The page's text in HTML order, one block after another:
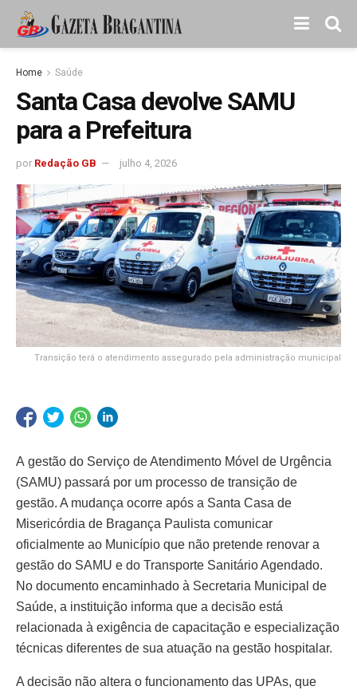
Home Saúde
Santa Casa devolve SAMU
para a Prefeitura
por Redação GB julho 4, 2026
Transição terá o atendimento assegurado pela administração municipal
A gestão do Serviço de Atendimento Móvel de Urgência
(SAMU) passará por um processo de transição de
gestão. A mudança ocorre após a Santa Casa de
Misericórdia de Bragança Paulista comunicar
oficialmente ao Município que não pretende renovar a
gestão do SAMU e do Transporte Sanitário Agendado.
No documento encaminhado à Secretaria Municipal de
Saúde, a instituição informa que a decisão está
relacionada à exigência de capacitação e especialização
técnicas diferentes de sua atuação na gestão hospitalar.
A decisão não altera o funcionamento das UPAs, que